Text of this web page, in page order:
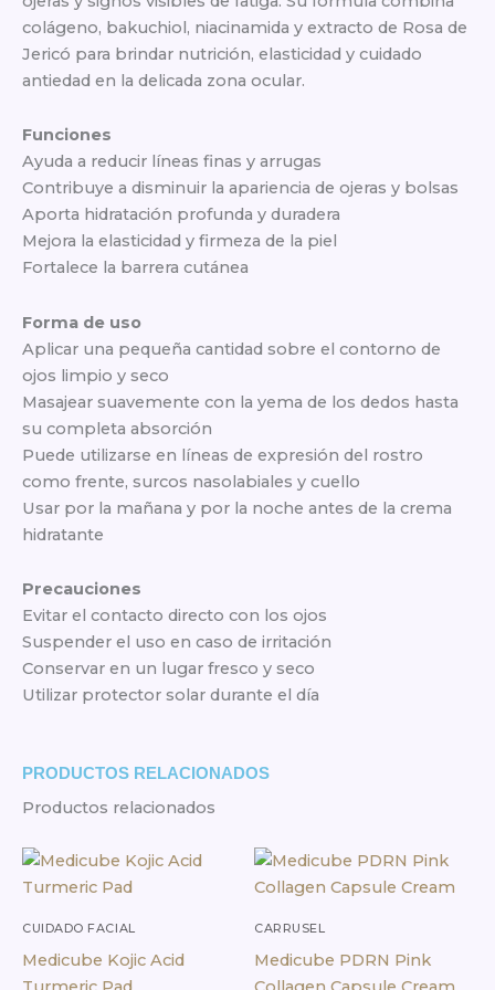
Tube
cantidad
colágeno, bakuchiol, niacinamida y extracto de Rosa de
Jericó para brindar nutrición, elasticidad y cuidado
antiedad en la delicada zona ocular.
Funciones
Ayuda a reducir líneas finas y arrugas
Contribuye a disminuir la apariencia de ojeras y bolsas
Aporta hidratación profunda y duradera
Mejora la elasticidad y firmeza de la piel
Fortalece la barrera cutánea
Forma de uso
Aplicar una pequeña cantidad sobre el contorno de
ojos limpio y seco
Masajear suavemente con la yema de los dedos hasta
su completa absorción
Puede utilizarse en líneas de expresión del rostro
como frente, surcos nasolabiales y cuello
Usar por la mañana y por la noche antes de la crema
hidratante
Precauciones
Evitar el contacto directo con los ojos
Suspender el uso en caso de irritación
Conservar en un lugar fresco y seco
Utilizar protector solar durante el día
PRODUCTOS RELACIONADOS
Productos relacionados
CUIDADO FACIAL
Medicube Kojic Acid
CARRUSEL
Medicube PDRN Pink